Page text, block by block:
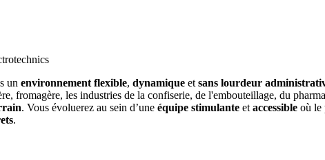
un environnement flexible, dynamique etsans lourdeur
fromagère, les industries de la confiserie, de l'embouteillage, du
. Vous évoluerez au sein d’une équipe stimulante etaccessible où le
.